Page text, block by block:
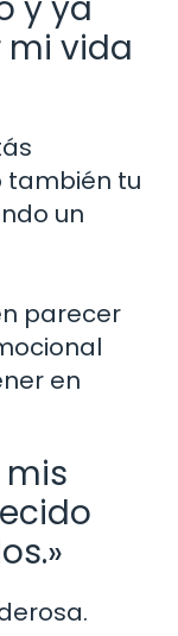
vida
también tu
un
parecer
en
mis